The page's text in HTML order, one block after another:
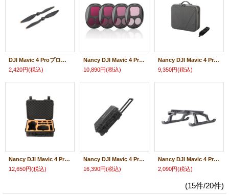
DJI Mavic 4 Proプロペラ 23472
2,420円(税込)
Nancy DJI Mavic 4 Pro用 レンズ ND フィルターセット(ND8/ 16/ 32/ 64)【Mavic 4 Pro】23971
10,890円(税込)
Nancy DJI Mavic 4 Pro用 キャリーケース ドローン本体収納バッグ【Mavic 4 Pro】23943
9,350円(税込)
Nancy DJI Mavic 4 Pro用 防水 耐衝撃 安全キャリーケース【Mavic 4 Pro】 23945
12,650円(税込)
Nancy DJI Mavic 4 Pro用 防水ハードケース【Mavic 4 Pro】 23974
16,390円(税込)
Nancy DJI Mavic 4 Pro用 延長ランディングギア 23950
2,090円(税込)
(15件/20件)